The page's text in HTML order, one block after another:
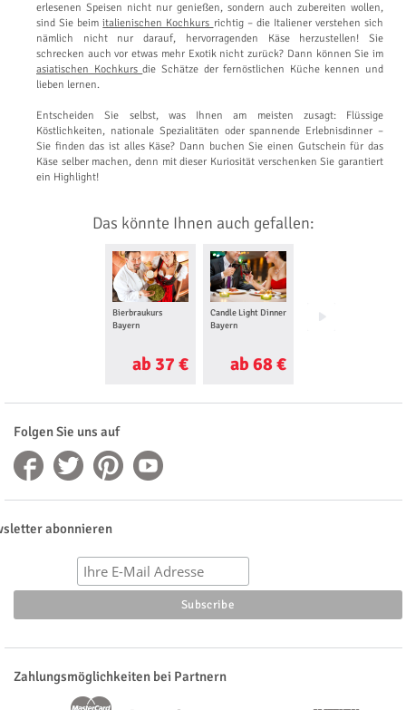
erlesenen Speisen nicht nur genießen, sondern auch zubereiten wollen,
sind Sie beimitalienischen Kochkurs richtig – die Italiener verstehen sich
nämlich nicht nur darauf, hervorragenden Käse herzustellen! Sie
schrecken auch vor etwas mehr Exotik nicht zurück? Dann können Sie im
asiatischen Kochkursdie Schätze der fernöstlichen Küche kennen und
lieben lernen.
Entscheiden Sie selbst, was Ihnen am meisten zusagt: Flüssige
Köstlichkeiten, nationale Spezialitäten oder spannende Erlebnisdinner –
Sie finden das ist alles Käse? Dann buchen Sie einen Gutschein für das
Käse selber machen, denn mit dieser Kuriosität verschenken Sie garantiert
ein Highlight!
Das könnte Ihnen auch gefallen:
Bierbraukurs
Bayern
ab 37 €
Candle Light Dinner
Bayern
ab 68 €
Mittelalter Dinner
Folgen Sie uns auf
abonnieren
Zahlungsmöglichkeiten bei Partnern